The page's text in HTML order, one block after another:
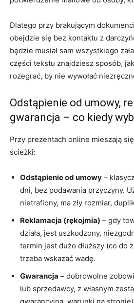
Dlatego przy brakującym
obejdzie się bez kontaktu z
będzie musiał sam wszystkiego
części tekstu znajdziesz sposób,
rozegrać, by nie wywołać
Odstąpienie od umowy,
gwarancja – co kiedy
Przy prezentach online mieszają
ścieżki:
Odstąpienie od umowy –
dni, bez podawania przyczyny.
nietrafiony, ma zły rozmiar,
Reklamacja (rękojmia) – gdy
działa, jest uszkodzony,
termin jest dużo dłuższy (co do
trzeba wskazać wadę.
Gwarancja – dobrowolne
lub sprzedawcy, z własnym